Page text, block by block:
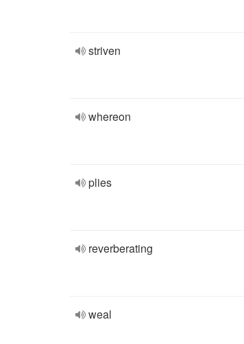
striven
whereon
plies
reverberating
weal